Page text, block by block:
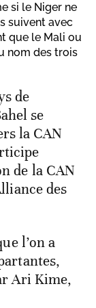
si le Niger ne
suivent avec
que le Mali ou
nom des trois
de
se
la CAN
de la CAN
des
l’on a
Ari Kime,